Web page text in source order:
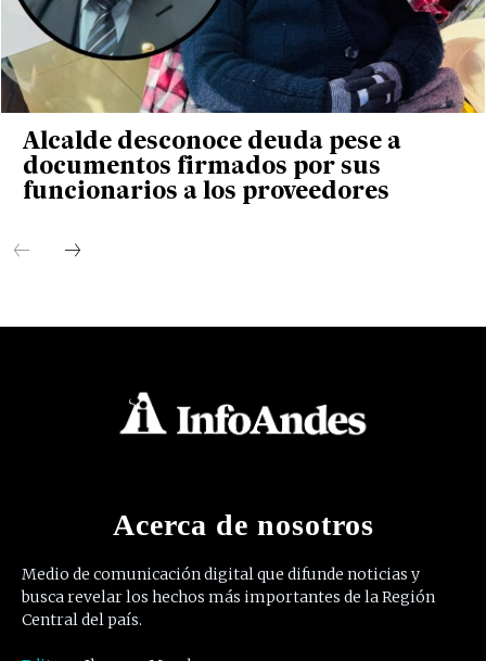
Alcalde desconoce deuda pese a
documentos firmados por sus
funcionarios a los proveedores
Acerca de nosotros
Medio de comunicación digital que difunde noticias y
busca revelar los hechos más importantes de la Región
Central del país.